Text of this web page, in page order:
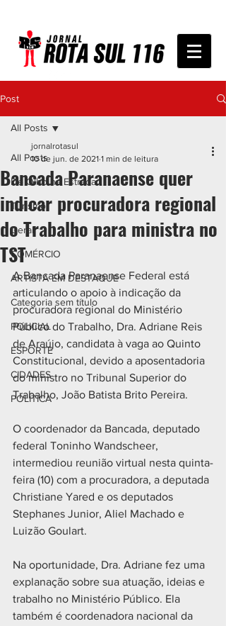
Post
All Posts
De Olho na Estrada
Turismo
Geral
COMÉRCIO
ARTISTA EM DESTAQUE
Categoria sem título
POLICIAL
ESPORTE
CIDADES
POLÍTICA
All Posts
Bancada Paranaense quer
indicar procuradora regional
do Trabalho para ministra no
TST
jornalrotasul
10 de jun. de 2021 1 min de leitura
A Bancada Paranaense Federal está
articulando o apoio à indicação da
procuradora regional do Ministério
Público do Trabalho, Dra. Adriane Reis
de Araújo, candidata à vaga ao Quinto
Constitucional, devido a aposentadoria
do ministro no Tribunal Superior do
Trabalho, João Batista Brito Pereira.
O coordenador da Bancada, deputado
federal Toninho Wandscheer,
intermediou reunião virtual nesta quinta-
feira (10) com a procuradora, a deputada
Christiane Yared e os deputados
Stephanes Junior, Aliel Machado e
Luizão Goulart.
Na oportunidade, Dra. Adriane fez uma
explanação sobre sua atuação, ideias e
trabalho no Ministério Público. Ela
também é coordenadora nacional da